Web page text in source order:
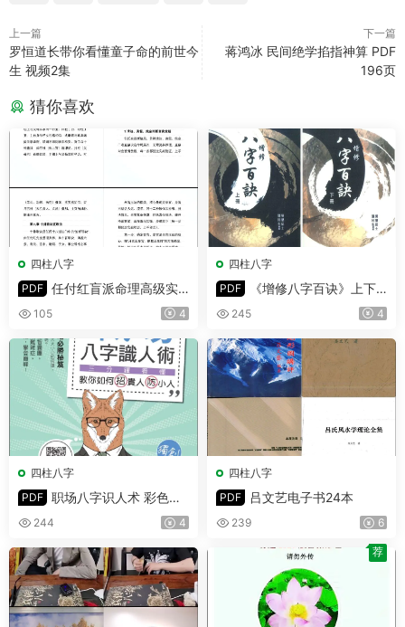
上一篇
罗恒道长带你看懂童子命的前世今
生 视频2集
下一篇
蒋鸿冰 民间绝学掐指神算 PDF
196页
猜你喜欢
四柱八字
PDF 任付红盲派命理高级实
战全书 PDF电子版 319页
105 4
四柱八字
PDF
《增修八字百诀》上下
册 PDF 共532页
245 4
四柱八字
PDF 职场八字识人术 彩色版
PDF 302页
244 4
四柱八字
PDF
吕文艺电子书24本
239 6
荐